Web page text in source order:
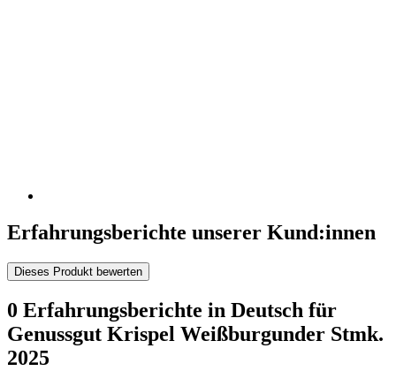
Erfahrungsberichte unserer Kund:innen
Dieses Produkt bewerten
0 Erfahrungsberichte in Deutsch für
Genussgut Krispel Weißburgunder Stmk.
2025